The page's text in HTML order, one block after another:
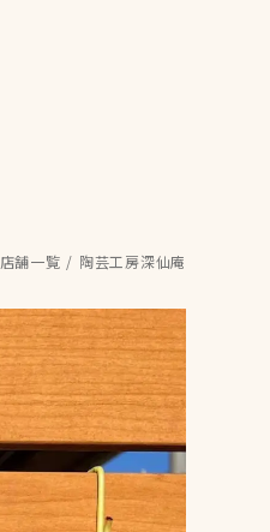
店舗一覧 陶芸工房深仙庵